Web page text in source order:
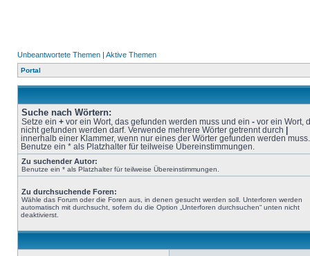
Unbeantwortete Themen | Aktive Themen
Portal
Suche nach Wörtern:
Setze ein + vor ein Wort, das gefunden werden muss und ein - vor ein Wort,
nicht gefunden werden darf. Verwende mehrere Wörter getrennt durch
innerhalb einer Klammer, wenn nur eines der Wörter gefunden werden muss.
Benutze ein * als Platzhalter für teilweise Übereinstimmungen.
Zu suchender Autor:
Benutze ein * als Platzhalter für teilweise Übereinstimmungen.
Zu durchsuchende Foren:
Wähle das Forum oder die Foren aus, in denen gesucht werden soll. Unterforen werden
automatisch mit durchsucht, sofern du die Option „Unterforen durchsuchen“ unten nicht
deaktivierst.